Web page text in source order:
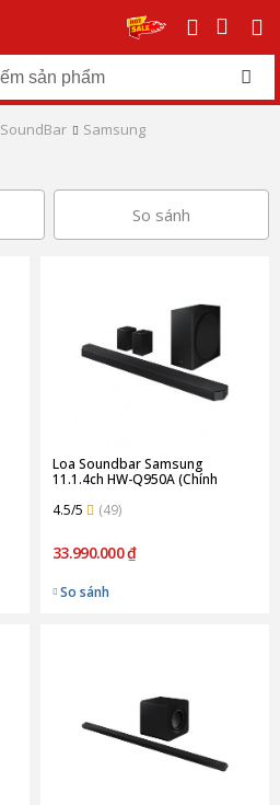
SoundBar Samsung
So sánh
Loa Soundbar Samsung
11.1.4ch HW-Q950A (Chính
4.5/5
(49)
33.990.000 ₫
So sánh